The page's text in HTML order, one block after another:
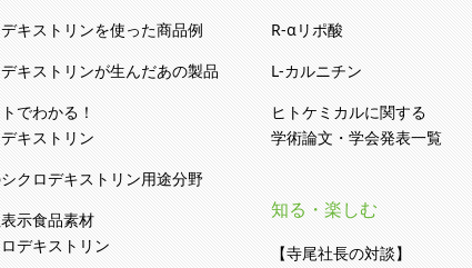
キストリンを使った商品例
キストリンが生んだあの製品
でわかる！
キストリン
クロデキストリン用途分野
示食品素材
デキストリン
R-αリポ酸
L-カルニチン
ヒトケミカルに関する
学術論文・学会発表一覧
知る・楽しむ
【寺尾社長の対談】